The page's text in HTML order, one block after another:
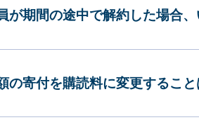
が期間の途中で解約した場合
の寄付を購読料に変更するこ